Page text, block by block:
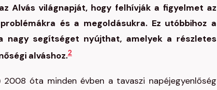
Alvás világnapját, hogy felhívják a figyelmet az
és a megoldásukra. Ez utóbbihoz a
nagy segítséget nyújthat, amelyek a részletes
alváshoz.2
óta minden évben a tavaszi napéjegyenlőség